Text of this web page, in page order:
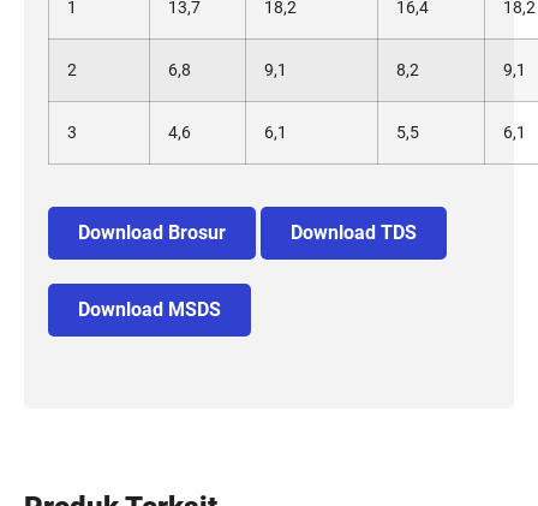
1 13,7 18,2 16,4 18,2
2 6,8 9,1 8,2 9,1
3 4,6 6,1 5,5 6,1
Download Brosur Download TDS
Download MSDS